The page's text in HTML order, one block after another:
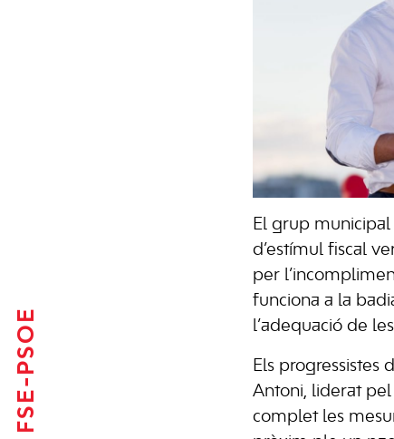
FSE-PSOE
El grup
d’estímul fiscal
per
funciona a la
l’adequació de
Els progressistes
Antoni, liderat pel
complet les